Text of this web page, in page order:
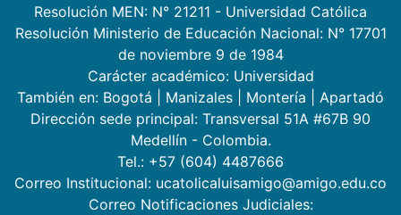
Resolución MEN: N° 21211 - Universidad Católica
Resolución Ministerio de Educación Nacional: N° 17701
de noviembre 9 de 1984
Carácter académico: Universidad
También en: Bogotá Manizales Montería
Apartadó
Dirección sede principal: Transversal 51A #67B 90
Medellín - Colombia.
Tel.: +57 (604) 4487666
Correo Institucional: ucatolicaluisamigo@amigo.edu.co
Correo Notificaciones Judiciales: